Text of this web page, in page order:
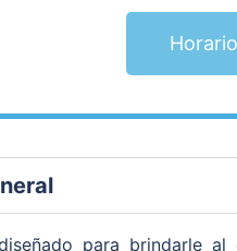
para brindarle al